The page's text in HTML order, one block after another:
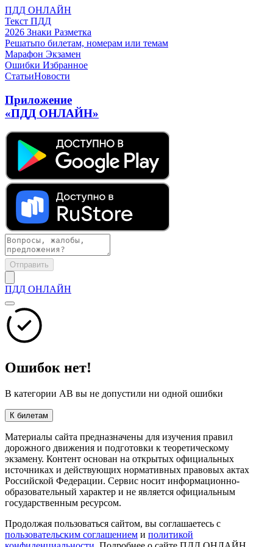
ПДД ОНЛАЙН
Текст ПДД
2026 Знаки Разметка
Решатьпо билетам, номерам или темам
Марафон Экзамен
Ошибки Избранное
СтатьиНовости
Приложение
«ПДД ОНЛАЙН»
Отправить
ПДД ОНЛАЙН
Ошибок нет!
В категории AB вы не допустили ни одной ошибки
К билетам
Материалы сайта предназначены для изучения правил
дорожного движения и подготовки к теоретическому
экзамену. Контент основан на открытых официальных
источниках и действующих нормативных правовых актах
Российской Федерации. Сервис носит информационно-
образовательный характер и не является официальным
государственным ресурсом.
Продолжая пользоваться сайтом, вы соглашаетесь с
пользовательским соглашением и политикой